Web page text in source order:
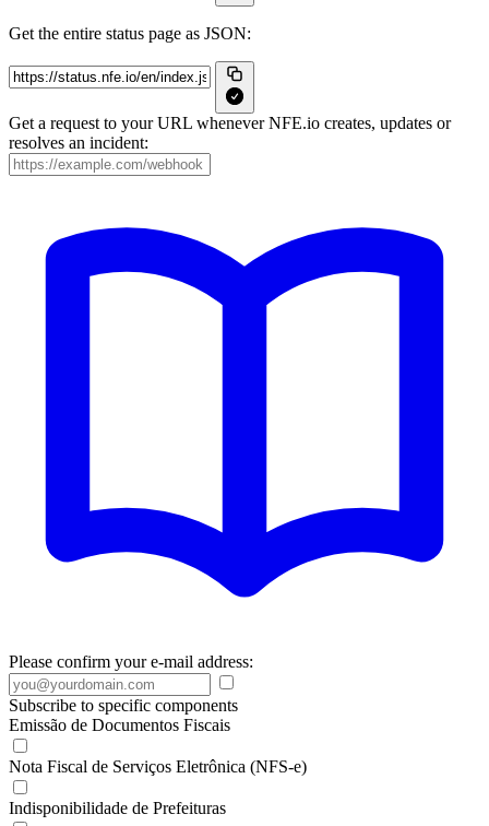
Get the entire status page as JSON:
Get a request to your URL whenever NFE.io creates, updates or
resolves an incident:
Please confirm your e-mail address:
Subscribe to specific components
Emissão de Documentos Fiscais
Nota Fiscal de Serviços Eletrônica (NFS-e)
Indisponibilidade de Prefeituras